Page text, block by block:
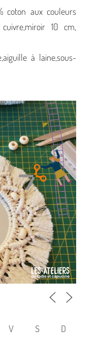
coton aux couleurs
10 cm,
à laine,sous-
V S D